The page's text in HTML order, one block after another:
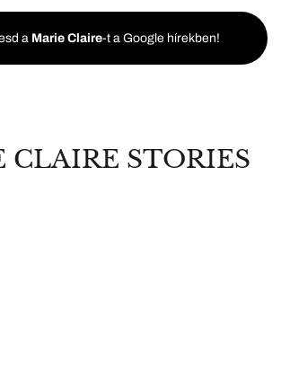
a Marie Claire-t a Google hírekben!
CLAIRE STORIES